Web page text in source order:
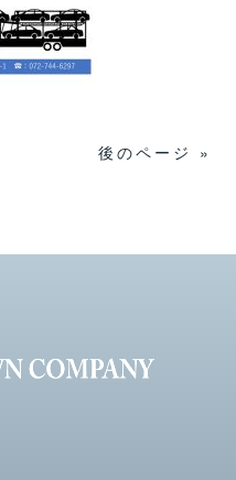
後のページ »